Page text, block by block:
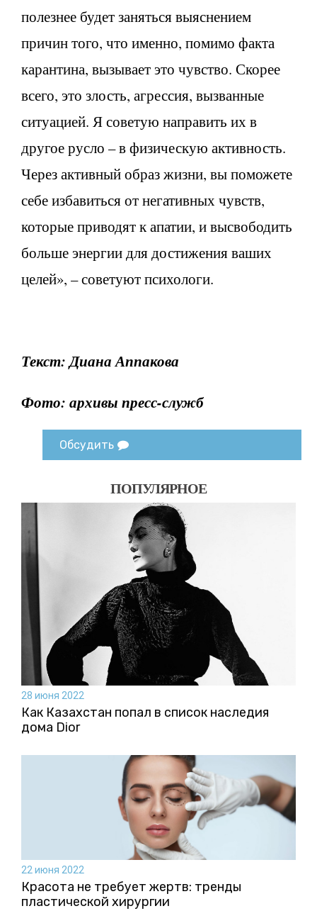
полезнее будет заняться выяснением
причин того, что именно, помимо факта
карантина, вызывает это чувство. Скорее
всего, это злость, агрессия, вызванные
ситуацией. Я советую направить их в
другое русло – в физическую активность.
Через активный образ жизни, вы поможете
себе избавиться от негативных чувств,
которые приводят к апатии, и высвободить
больше энергии для достижения ваших
целей», – советуют психологи.
Текст: Диана Аппакова
Фото: архивы пресс-служб
Обсудить
ПОПУЛЯРНОЕ
28 июня 2022
Как Казахстан попал в список наследия
дома Dior
22 июня 2022
Красота не требует жертв: тренды
пластической хирургии